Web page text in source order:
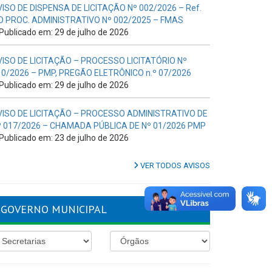
DE DISPENSA DE LICITAÇÃO Nº 002/2026 – Ref.
PROC. ADMINISTRATIVO Nº 002/2025 – FMAS
Publicado em: 29 de julho de 2026
DE LICITAÇÃO – PROCESSO LICITATÓRIO Nº
2026 – PMP, PREGÃO ELETRÔNICO n.º 07/2026
Publicado em: 29 de julho de 2026
DE LICITAÇÃO – PROCESSO ADMINISTRATIVO DE
017/2026 – CHAMADA PÚBLICA DE Nº 01/2026 PMP
Publicado em: 23 de julho de 2026
VER TODOS AVISOS
GOVERNO MUNICIPAL